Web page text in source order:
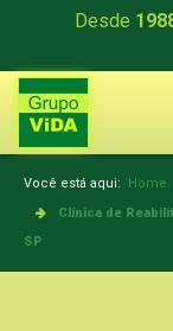
Desde
Você está aqui: Home
Clínica de
SP